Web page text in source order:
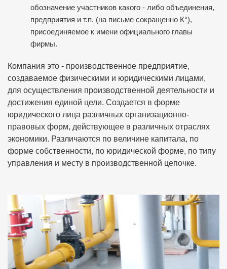
обозначение участников какого - либо объединения,
предприятия и т.п. (на письме сокращенно К°),
присоединяемое к имени официального главы
фирмы.
Компания это - производственное предприятие,
создаваемое физическими и юридическими лицами,
для осуществления производственной деятельности и
достижения единой цели. Создается в форме
юридического лица различных организационно-
правовых форм, действующее в различных отраслях
экономики. Различаются по величине капитала, по
форме собственности, по юридической форме, по типу
управления и месту в производственной цепочке.